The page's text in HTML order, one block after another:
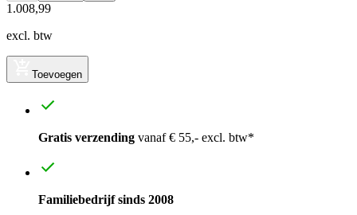
1 .008,99
excl. btw
Toevoegen
Gratis verzending vanaf € 55,- excl. btw*
Familiebedrijf sinds 2008